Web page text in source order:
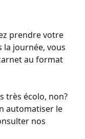
prendre votre
la journée, vous
au format
très écolo, non?
automatiser le
nos